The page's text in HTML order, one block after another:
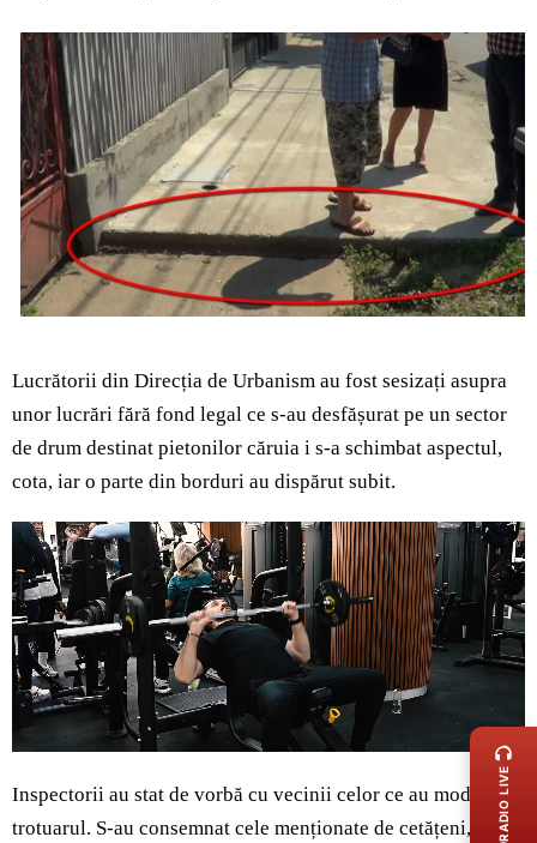
Lucrătorii din Direcția de Urbanism au fost sesizați asupra
unor lucrări fără fond legal ce s-au desfășurat pe un sector
de drum destinat pietonilor căruia i s-a schimbat aspectul,
cota, iar o parte din borduri au dispărut subit.
Inspectorii au stat de vorbă cu vecinii celor ce au modificat
trotuarul. S-au consemnat cele menționate de cetățeni, s-aRADIO LIVE